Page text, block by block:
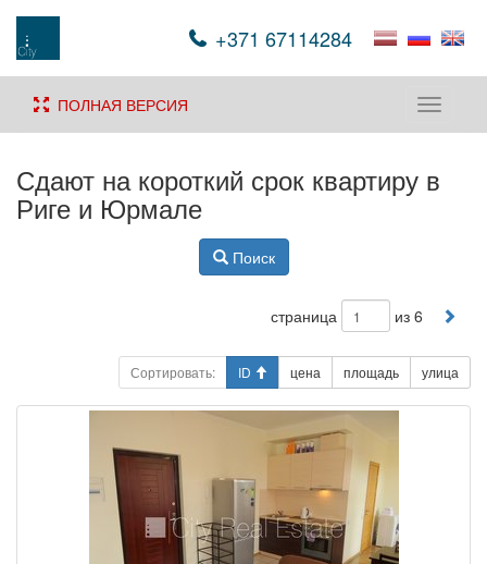
+371 67114284
Toggle
ПОЛНАЯ ВЕРСИЯ
Сдают на короткий срок квартиру в
Риге и Юрмале
Поиск
страница из 6
Сортировать: ID цена площадь улица